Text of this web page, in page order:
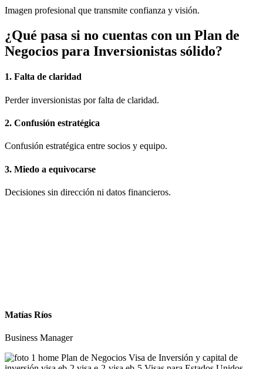
Imagen profesional que transmite confianza y visión.
¿Qué pasa si no cuentas con un Plan de
Negocios para Inversionistas​ sólido?
1. Falta de claridad
Perder inversionistas por falta de claridad.
2. Confusión estratégica
Confusión estratégica entre socios y equipo.
3. Miedo a equivocarse
Decisiones sin dirección ni datos financieros.
Matías Ríos
Business Manager